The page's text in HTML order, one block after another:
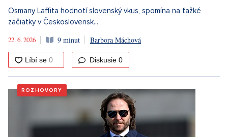
Osmany Laffita hodnotí slovenský vkus, spomína na ťažké
začiatky v Československ...
22. 6. 2026
9 minut Barbora Máchová
Diskusie 0
ROZHOVORY